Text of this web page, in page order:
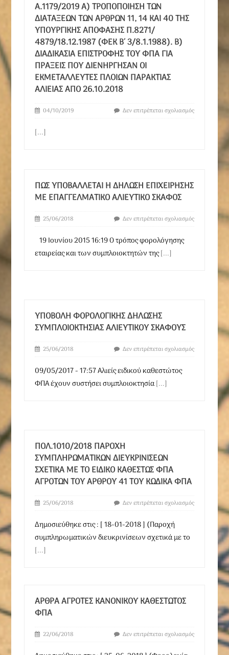
Α.1179/2019 Α) ΤΡΟΠΟΠΟΊΗΣΗ ΤΩΝ
ΔΙΑΤΆΞΕΩΝ ΤΩΝ ΆΡΘΡΩΝ 11, 14 ΚΑΙ 40 ΤΗΣ
ΥΠΟΥΡΓΙΚΉΣ ΑΠΌΦΑΣΗΣ Π.8271/
4879/18.12.1987 (ΦΕΚ Β΄ 3/8.1.1988). Β)
ΔΙΑΔΙΚΑΣΊΑ ΕΠΙΣΤΡΟΦΉΣ ΤΟΥ ΦΠΑ ΓΙΑ
ΠΡΆΞΕΙΣ ΠΟΥ ΔΙΕΝΉΡΓΗΣΑΝ ΟΙ
ΕΚΜΕΤΑΛΛΕΥΤΈΣ ΠΛΟΊΩΝ ΠΑΡΆΚΤΙΑΣ
ΑΛΙΕΊΑΣ ΑΠΌ 26.10.2018
04/10/2019 Δεν επιτρέπεται σχολιασμός
[...]
ΠΏΣ ΥΠΟΒΆΛΛΕΤΑΙ Η ΔΉΛΩΣΗ ΕΠΙΧΕΊΡΗΣΗΣ
ΜΕ ΕΠΑΓΓΕΛΜΑΤΙΚΌ ΑΛΙΕΥΤΙΚΌ ΣΚΆΦΟΣ
25/06/2018 Δεν επιτρέπεται σχολιασμός
19 Ιουνίου 2015 16:19 Ο τρόπος φορολόγησης
εταιρείας και των συμπλοιοκτητών της[...]
ΥΠΟΒΟΛΉ ΦΟΡΟΛΟΓΙΚΉΣ ΔΉΛΩΣΗΣ
ΣΥΜΠΛΟΙΟΚΤΗΣΊΑΣ ΑΛΙΕΥΤΙΚΟΎ ΣΚΆΦΟΥΣ
25/06/2018 Δεν επιτρέπεται σχολιασμός
09/05/2017 - 17:57 Αλιείς ειδικού καθεστώτος
ΦΠΑ έχουν συστήσει συμπλοιοκτησία[...]
ΠΟΛ.1010/2018 ΠΑΡΟΧΉ
ΣΥΜΠΛΗΡΩΜΑΤΙΚΏΝ ΔΙΕΥΚΡΙΝΊΣΕΩΝ
ΣΧΕΤΙΚΆ ΜΕ ΤΟ ΕΙΔΙΚΌ ΚΑΘΕΣΤΏΣ ΦΠΑ
ΑΓΡΟΤΏΝ ΤΟΥ ΆΡΘΡΟΥ 41 ΤΟΥ ΚΏΔΙΚΑ ΦΠΑ
25/06/2018 Δεν επιτρέπεται σχολιασμός
Δημοσιεύθηκε στις : [ 18-01-2018 ] (Παροχή
συμπληρωματικών διευκρινίσεων σχετικά με το
[...]
ΆΡΘΡΑ ΑΓΡΌΤΕΣ ΚΑΝΟΝΙΚΟΎ ΚΑΘΕΣΤΏΤΟΣ
ΦΠΑ
22/06/2018 Δεν επιτρέπεται σχολιασμός